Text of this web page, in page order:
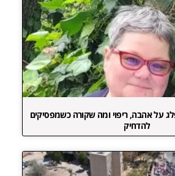
על אהבה, ריפוי ומה שקורה כשמפסיקים
להדחיק